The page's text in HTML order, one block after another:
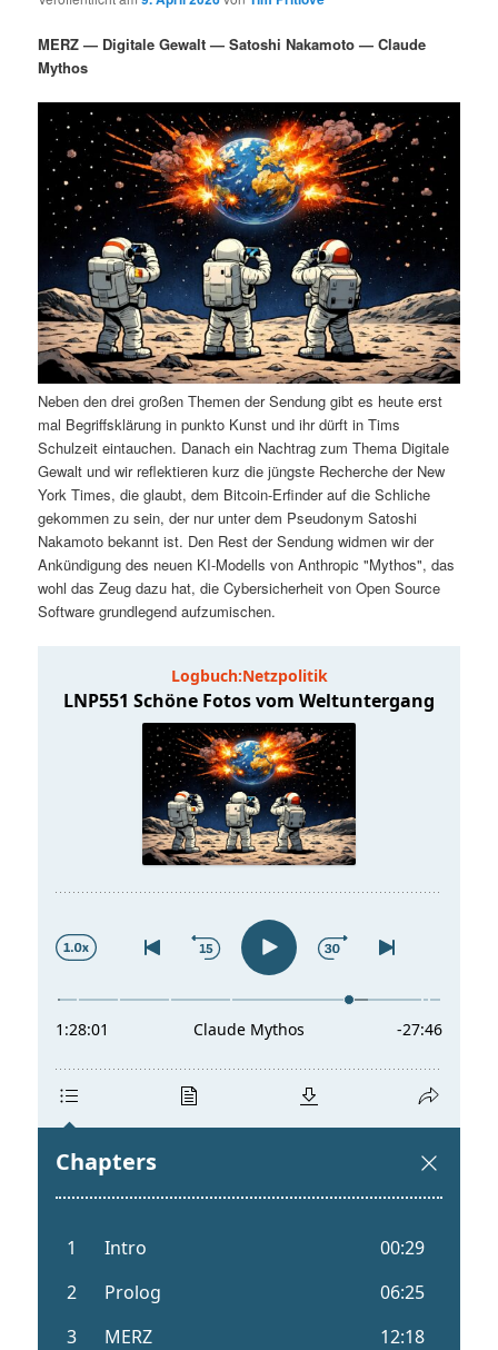
m
r
n
I
n
h
a
l
t
s
p
n
u
d
r
e
n
I
n
h
a
l
t
g
e
n
n
a
MERZ — Digitale Gewalt — Satoshi Nakamoto — Claude
Mythos
Neben den drei großen Themen der Sendung gibt es heute erst
mal Begriffsklärung in punkto Kunst und ihr dürft in Tims
Schulzeit eintauchen. Danach ein Nachtrag zum Thema Digitale
Gewalt und wir reflektieren kurz die jüngste Recherche der New
York Times, die glaubt, dem Bitcoin-Erfinder auf die Schliche
gekommen zu sein, der nur unter dem Pseudonym Satoshi
Nakamoto bekannt ist. Den Rest der Sendung widmen wir der
Ankündigung des neuen KI-Modells von Anthropic "Mythos", das
wohl das Zeug dazu hat, die Cybersicherheit von Open Source
Software grundlegend aufzumischen.